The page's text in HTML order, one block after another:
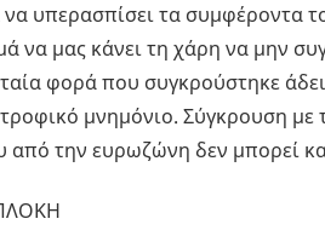
να υπερασπίσει τα συμφέροντα
να μας κάνει τη χάρη να μην
φορά που συγκρούστηκε
μνημόνιο. Σύγκρουση
από την ευρωζώνη δεν μπορεί